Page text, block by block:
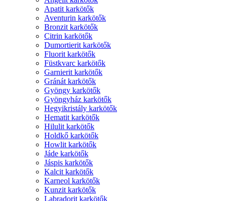
Apatit karkötők
Aventurin karkötők
Bronzit karkötők
Citrin karkötők
Dumortierit karkötők
Fluorit karkötők
Füstkvarc karkötők
Garnierit karkötők
Gránát karkötők
Gyöngy karkötők
Gyöngyház karkötők
Hegyikristály karkötők
Hematit karkötők
Hilulit karkötők
Holdkő karkötők
Howlit karkötők
Jáde karkötők
Jáspis karkötők
Kalcit karkötők
Karneol karkötők
Kunzit karkötők
Labradorit karkötők